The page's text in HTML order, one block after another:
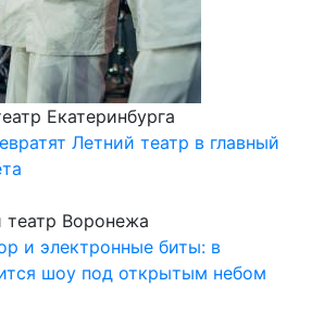
Екатеринбурга
Летний театр в главный
театр Воронежа
и электронные биты: в
шоу под открытым небом